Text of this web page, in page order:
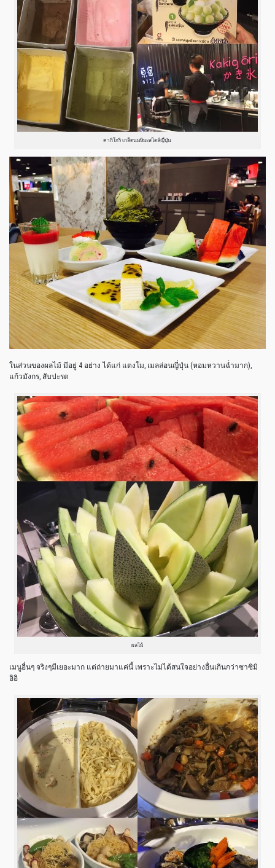
คากิโกริ เกล็ดนมหิมะสไตล์ญี่ปุ่น
ในส่วนของผลไม้ มีอยู่ 4 อย่าง ได้แก่ แตงโม, เมลล่อนญี่ปุ่น (หอมหวานฉ่ำมาก),
แก้วมังกร, สับปะรด
ผลไม้
เมนูอื่นๆ จริงๆมีเยอะมาก แต่ถ่ายมาแค่นี้ เพราะไม่ได้สนใจอย่างอื่นเกินกว่าซาซิมิ
อิอิ